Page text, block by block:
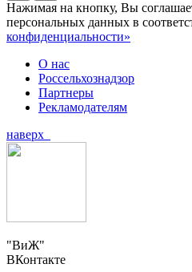
Нажимая на кнопку, Вы
персональных данных в
конфиденциальности»
О нас
Россельхознадзор
Партнеры
Рекламодателям
наверх
"ВиЖ"
ВКонтакте